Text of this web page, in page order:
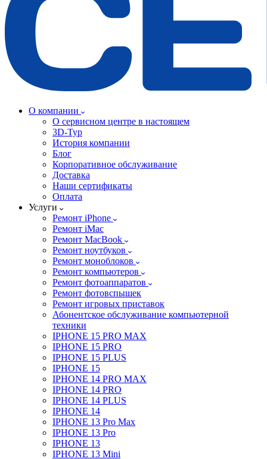
О компании
О сервисном центре в настоящем
3D-Тур
История компании
Блог
Корпоративное обслуживание
Доставка
Наши сертификаты
Оплата
Услуги
Ремонт iPhone
Ремонт iMac
Ремонт MacBook
Ремонт ноутбуков
Ремонт моноблоков
Ремонт компьютеров
Ремонт фотоаппаратов
Ремонт фотовспышек
Ремонт игровых приставок
Абонентское обслуживание компьютерной
техники
IPHONE 15 PRO MAX
IPHONE 15 PRO
IPHONE 15 PLUS
IPHONE 15
IPHONE 14 PRO MAX
IPHONE 14 PRO
IPHONE 14 PLUS
IPHONE 14
IPHONE 13 Pro Max
IPHONE 13 Pro
IPHONE 13
IPHONE 13 Mini